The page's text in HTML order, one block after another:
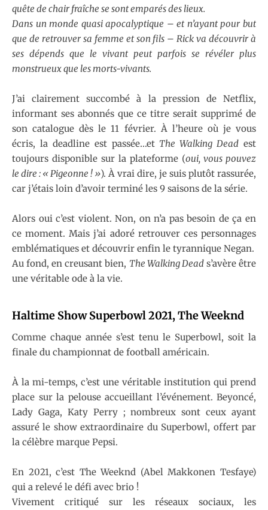
quête de chair fraîche se sont emparés des lieux.
Dans un monde quasi apocalyptique – et n’ayant pour but
que de retrouver sa femme et son fils – Rick va découvrir à
ses dépends que le vivant peut parfois se révéler plus
monstrueux que les morts-vivants.
J’ai clairement succombé à la pression de Netflix,
informant ses abonnés que ce titre serait supprimé de
son catalogue dès le 11 février. À l’heure où je vous
écris, la deadline est passée…et The Walking Dead est
toujours disponible sur la plateforme (oui, vous pouvez
le dire : « Pigeonne ! »). À vrai dire, je suis plutôt rassurée,
car j’étais loin d’avoir terminé les 9 saisons de la série.
Alors oui c’est violent. Non, on n’a pas besoin de ça en
ce moment. Mais j’ai adoré retrouver ces personnages
emblématiques et découvrir enfin le tyrannique Negan.
Au fond, en creusant bien, The Walking Deads’avère être
une véritable ode à la vie.
Haltime Show Superbowl 2021, The Weeknd
Comme chaque année s’est tenu le Superbowl, soit la
finale du championnat de football américain.
À la mi-temps, c’est une véritable institution qui prend
place sur la pelouse accueillant l’événement. Beyoncé,
Lady Gaga, Katy Perry ; nombreux sont ceux ayant
assuré le show extraordinaire du Superbowl, offert par
la célèbre marque Pepsi.
En 2021, c’est The Weeknd (Abel Makkonen Tesfaye)
qui a relevé le défi avec brio !
Vivement critiqué sur les réseaux sociaux, les